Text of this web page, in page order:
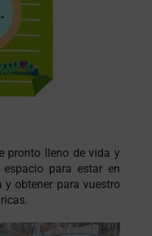
pronto lleno de vida y
para estar en
obtener para vuestro